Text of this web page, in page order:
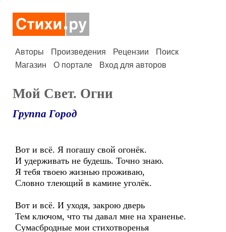
Авторы Произведения Рецензии
Поиск
Магазин
О портале Вход для авторов
Мой Свет. Огни
Группа Город
Вот и всё. Я погашу свой огонёк.
И удерживать не будешь. Точно знаю.
Я тебя твоею жизнью проживаю,
Словно тлеющий в камине уголёк.
Вот и всё. И уходя, закрою дверь
Тем ключом, что ты давал мне на храненье.
Сумасбродные мои стихотворенья